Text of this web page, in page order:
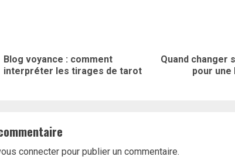
Article
précédent:
Blog voyance : comment
interpréter les tirages de tarot
Article
Quand changer
pour une
connecter pour publier un commentaire.